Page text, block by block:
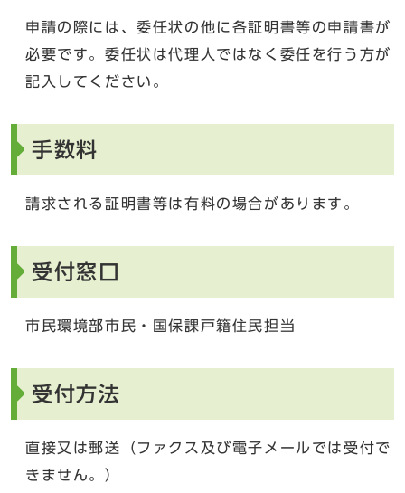
申請の際には、委任状の他に各証明書等の申請書が
必要です。委任状は代理人ではなく委任を行う方が
記入してください。
手数料
請求される証明書等は有料の場合があります。
受付窓口
市民環境部市民・国保課戸籍住民担当
受付方法
直接又は郵送（ファクス及び電子メールでは受付で
きません。）